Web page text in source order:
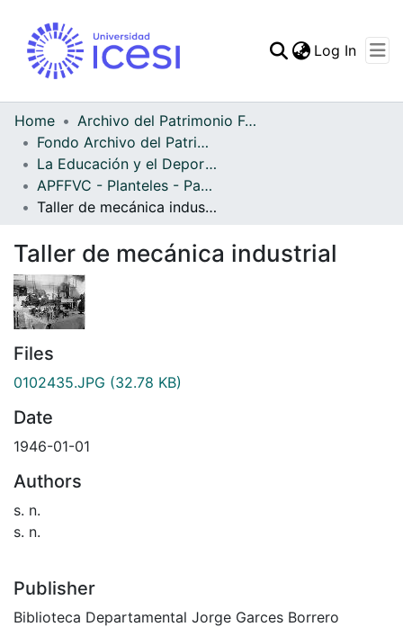
Log In
Home
Archivo del Patrimonio Fotográfico y Fílmico del Valle del Cauca
Fondo Archivo del Patrimonio Fotográfico y Fílmico del Valle del Cauca
La Educación y el Deporte
APFFVC - Planteles - Patrimonial
Taller de mecánica industrial
Taller de mecánica industrial
Files
0102435.JPG (32.78 KB)
Date
1946-01-01
Authors
s. n.
s. n.
Publisher
Biblioteca Departamental Jorge Garces Borrero